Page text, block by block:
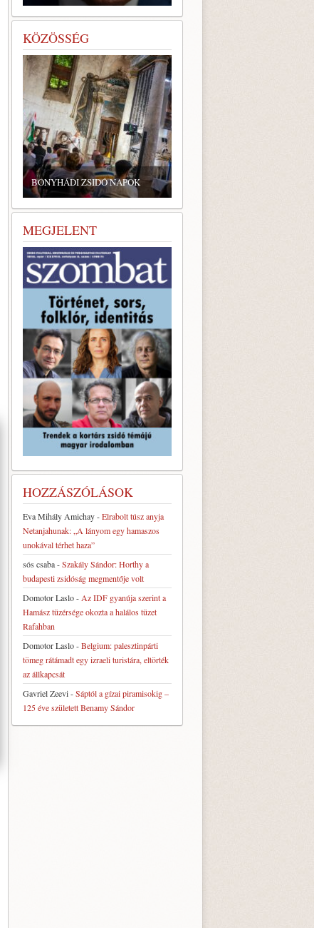
KÖZÖSSÉG
ZSIDÓ GASZTRONÓMIAI
TALÁLKOZÓ A BONYHÁDI
ZSINAGÓGÁBAN
MEGJELENT
HOZZÁSZÓLÁSOK
Eva Mihály Amichay-Elrabolt túsz anyja
Netanjahunak: „A lányom egy hamaszos
unokával térhet haza”
sós csaba-Szakály Sándor: Horthy a
budapesti zsidóság megmentője volt
Domotor Laslo- Az IDF gyanúja szerint a
Hamász tüzérsége okozta a halálos tüzet
Rafahban
Domotor Laslo-Belgium: palesztinpárti
tömeg rátámadt egy izraeli turistára, eltörték
az állkapcsát
Gavriel Zeevi-Sáptól a gízai piramisokig –
125 éve született Benamy Sándor